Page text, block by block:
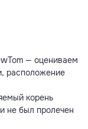
— оцениваем
расположение
корень
не был пролечен